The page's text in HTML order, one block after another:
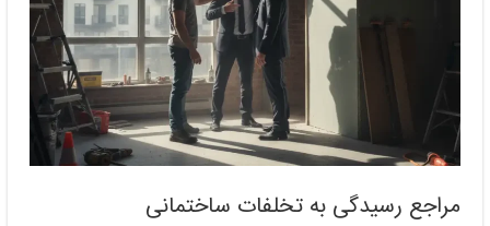
مراجع رسیدگی به تخلفات ساختمانی